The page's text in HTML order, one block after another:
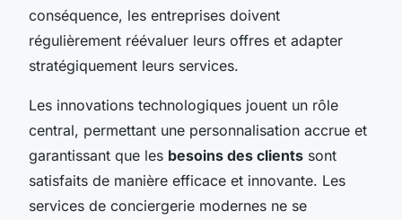
conséquence, les entreprises doivent
régulièrement réévaluer leurs offres et adapter
stratégiquement leurs services.
Les innovations technologiques jouent un rôle
central, permettant une personnalisation accrue et
garantissant que les besoins des clients sont
satisfaits de manière efficace et innovante. Les
services de conciergerie modernes ne se